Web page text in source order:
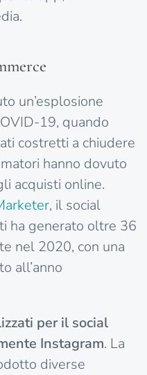
un’esplosione
19, quando
costretti a chiudere
hanno dovuto
acquisti online.
, il social
ha generato oltre 36
nel 2020, con una
all’anno
per il social
Instagram. La
diverse